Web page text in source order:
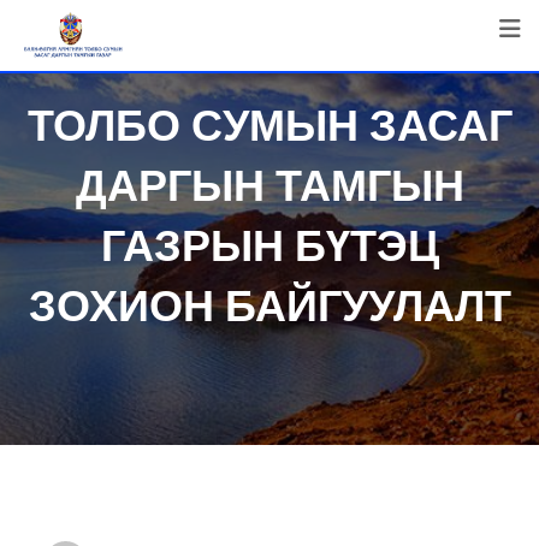
content
ТОЛБО СУМЫН ЗАСАГ
ДАРГЫН ТАМГЫН
ГАЗРЫН БҮТЭЦ
ЗОХИОН БАЙГУУЛАЛТ